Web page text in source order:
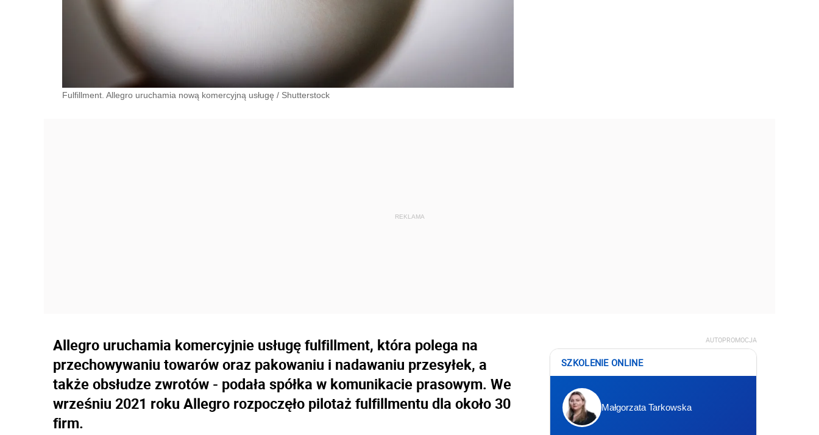
Fulfillment. Allegro uruchamia nową komercyjną usługę / Shutterstock
Allegro uruchamia komercyjnie usługę fulfillment, która polega na
przechowywaniu towarów oraz pakowaniu i nadawaniu przesyłek, a
także obsłudze zwrotów - podała spółka w komunikacie prasowym. We
wrześniu 2021 roku Allegro rozpoczęło pilotaż fulfillmentu dla około 30
firm.
AUTOPROMOCJA
SZKOLENIE ONLINE
Małgorzata Tarkowska